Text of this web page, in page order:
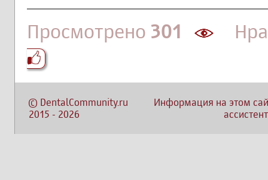
Просмотрено 301
© DentalCommunity.ru
2015 - 2026
Информация на этом